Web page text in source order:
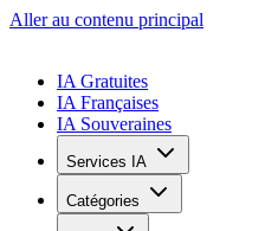
Aller au contenu principal
IA Gratuites
IA Françaises
IA Souveraines
Services IA
Catégories